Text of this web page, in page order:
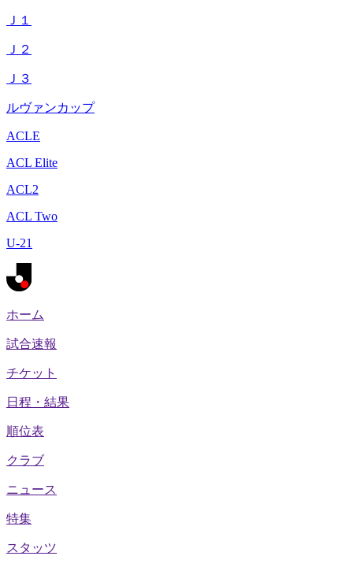
Ｊ１
Ｊ２
Ｊ３
ルヴァンカップ
ACLE
ACL Elite
ACL2
ACL Two
U-21
ホーム
試合速報
チケット
日程・結果
順位表
クラブ
ニュース
特集
スタッツ